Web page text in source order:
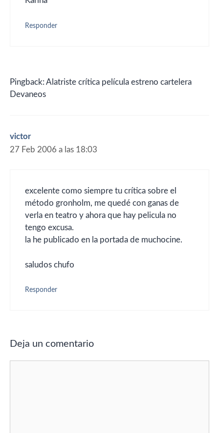
Responder
Pingback: Alatriste crítica película estreno cartelera
Devaneos
victor
27 Feb 2006 a las 18:03
excelente como siempre tu crítica sobre el
método gronholm, me quedé con ganas de
verla en teatro y ahora que hay pelicula no
tengo excusa.
la he publicado en la portada de muchocine.
saludos chufo
Responder
Deja un comentario